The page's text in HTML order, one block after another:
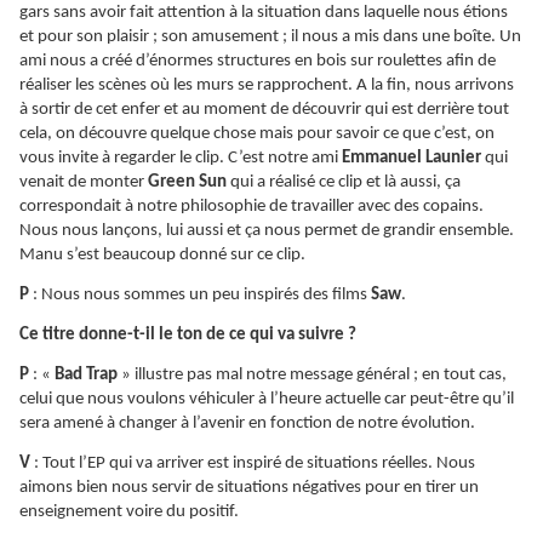
gars sans avoir fait attention à la situation dans laquelle nous étions
et pour son plaisir ; son amusement ; il nous a mis dans une boîte. Un
ami nous a créé d’énormes structures en bois sur roulettes afin de
réaliser les scènes où les murs se rapprochent. A la fin, nous arrivons
à sortir de cet enfer et au moment de découvrir qui est derrière tout
cela, on découvre quelque chose mais pour savoir ce que c’est, on
vous invite à regarder le clip. C’est notre ami Emmanuel Launier qui
venait de monter Green Sun qui a réalisé ce clip et là aussi, ça
correspondait à notre philosophie de travailler avec des copains.
Nous nous lançons, lui aussi et ça nous permet de grandir ensemble.
Manu s’est beaucoup donné sur ce clip.
P : Nous nous sommes un peu inspirés des films Saw.
Ce titre donne-t-il le ton de ce qui va suivre ?
P : « Bad Trap » illustre pas mal notre message général ; en tout cas,
celui que nous voulons véhiculer à l’heure actuelle car peut-être qu’il
sera amené à changer à l’avenir en fonction de notre évolution.
V : Tout l’EP qui va arriver est inspiré de situations réelles. Nous
aimons bien nous servir de situations négatives pour en tirer un
enseignement voire du positif.